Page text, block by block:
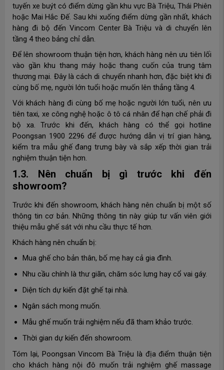
tuyến xe buýt có điểm dừng gần khu vực Bà Triệu, Thái Phiên
hoặc Mai Hắc Đế. Sau khi xuống điểm dừng gần nhất, khách
hàng đi bộ đến Vincom Center Bà Triệu và di chuyển lên
tầng 4 theo bảng chỉ dẫn.
Để lên showroom thuận tiện hơn, khách hàng nên ưu tiên lối
vào gần khu thang máy hoặc thang cuốn của trung tâm
thương mại. Đây là cách di chuyển nhanh hơn, đặc biệt khi đi
cùng bố mẹ, người lớn tuổi hoặc muốn lên thẳng tầng 4.
Với khách hàng đi cùng bố mẹ hoặc người lớn tuổi, nên ưu
tiên taxi, xe công nghệ hoặc ô tô cá nhân để hạn chế phải đi
bộ xa. Trước khi đến, khách hàng có thể gọi hotline
Poongsan 1900 2296 để được hướng dẫn vị trí gian hàng,
kiểm tra mẫu ghế đang trưng bày và sắp xếp thời gian trải
nghiệm thuận tiện hơn.
1.3. Nên chuẩn bị gì trước khi đến
showroom?
Trước khi đến showroom, khách hàng nên chuẩn bị một số
thông tin cơ bản. Những thông tin này giúp tư vấn viên giới
thiệu mẫu ghế sát với nhu cầu thực tế hơn.
Khách hàng nên chuẩn bị:
Mua ghế cho bản thân, bố mẹ hay cả gia đình.
Nhu cầu chính là thư giãn, chăm sóc lưng hay cổ vai gáy.
Diện tích dự kiến đặt ghế tại nhà.
Ngân sách mong muốn.
Mẫu ghế muốn trải nghiệm nếu đã tham khảo trước.
Thời gian dự kiến đến showroom.
Tóm lại, Poongsan Vincom Bà Triệu là địa điểm thuận tiện
cho khách hàng nội đô muốn trải nghiệm ghế massage